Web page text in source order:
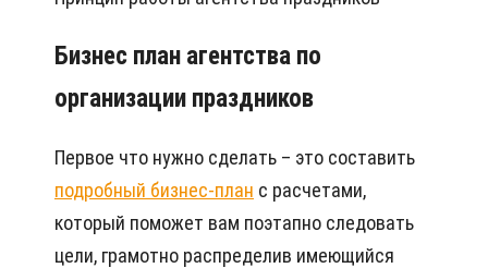
Бизнес план агентства по
организации праздников
Первое что нужно сделать – это составить
подробный бизнес-план с расчетами,
который поможет вам поэтапно следовать
цели, грамотно распределив имеющийся